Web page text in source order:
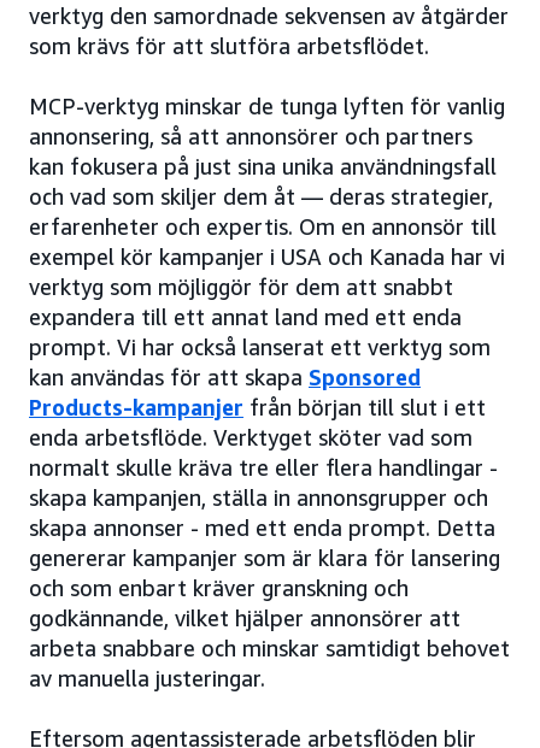
verktyg den samordnade sekvensen av åtgärder
som krävs för att slutföra arbetsflödet.
MCP-verktyg minskar de tunga lyften för vanlig
annonsering, så att annonsörer och partners
kan fokusera på just sina unika användningsfall
och vad som skiljer dem åt — deras strategier,
erfarenheter och expertis. Om en annonsör till
exempel kör kampanjer i USA och Kanada har vi
verktyg som möjliggör för dem att snabbt
expandera till ett annat land med ett enda
prompt. Vi har också lanserat ett verktyg som
kan användas för att skapa Sponsored
Products-kampanjer från början till slut i ett
enda arbetsflöde. Verktyget sköter vad som
normalt skulle kräva tre eller flera handlingar -
skapa kampanjen, ställa in annonsgrupper och
skapa annonser - med ett enda prompt. Detta
genererar kampanjer som är klara för lansering
och som enbart kräver granskning och
godkännande, vilket hjälper annonsörer att
arbeta snabbare och minskar samtidigt behovet
av manuella justeringar.
Eftersom agentassisterade arbetsflöden blir